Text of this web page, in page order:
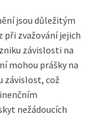
jsou důležitým
zvažování jejich
závislosti na
mohou prášky na
závislost, což
nežádoucích